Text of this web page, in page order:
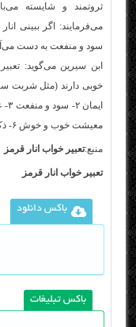
ثروتمند و شایسته
می‌فرمایند: اگر ببینی
سود و منفعت به دست
ابن سیرین می‌گوید:
معیشت خوب و خوش ۶- ذکر و یاد خداوند.
منبع:تعبیر خواب انار قرمز
تعبیر خواب انار قرمز
باکس دانلود
باکس تبلیغات